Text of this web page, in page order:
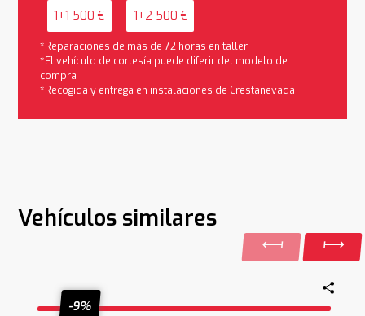
1+1 500 € 1+2 500 €
*Reparaciones de más de 72 horas en taller
*El vehículo de cortesía puede diferir del modelo de
compra
*Recogida y entrega en instalaciones de Crestanevada
Vehículos similares
-9%